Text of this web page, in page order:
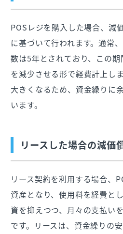
POSレジを購入した場合、減
に基づいて行われます。通常
数は5年とされており、この
を減少させる形で経費計上し
大きくなるため、資金繰りに
います。
リースした場合の減価
リース契約を利用する場合、
資産となり、使用料を経費と
資を抑えつつ、月々の支払い
です。リースは、資金繰りの